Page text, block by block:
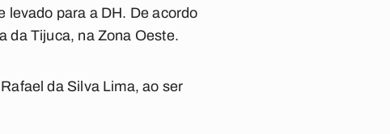
levado para a DH. De acordo
da Tijuca, na Zona Oeste.
da Silva Lima, ao ser